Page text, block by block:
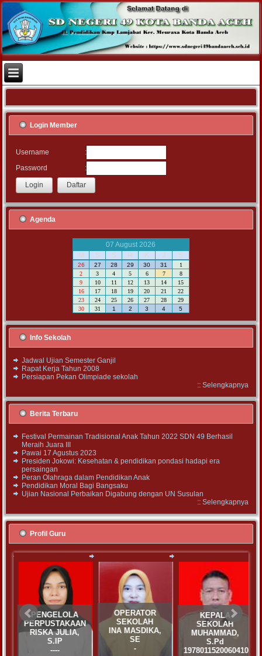
Login Member
Username
:
Password
:
Agenda
07 August 2026
M
S S R K J S
26 27 28 29 30 31
1
2
3 4 5 6 7
8
9
10 11 12 13 14
15
16
17 18 19 20 21
22
23
24 25 26 27 28
29
30
31 1 2 3 4 5
Info Sekolah
Jadwal Ujian Semester Ganjil
Rapat Kerja Tahun 2008
Persiapan Pekan Olimpiade sekolah
:: Selengkapnya
Berita Terbaru
Festival Permainan Tradisional Anak Tahun 2022 SDN 49 Berhasil
Meraih Juara III
Pawai 17 Agustus 2023
Presiden Jokowi: Kesehatan & pendidikan pondasi hadapi era
persaingan
Peran Olahraga dalam Pendidikan Anak
Pendidikan Moral Bagi Bangsaku
Ujian Nasional Perbaikan Digabung dengan UN Susulan
:: Selengkapnya
Profil Guru
PENGELOLA
PERPUSTAKAAN
RISKA JULIA,
S.IP
----
OPERATOR
SEKOLAH
INA MASDIKA,
SE
KEPALA
SEKOLAH
MUHAMMAD,
S.Pd
197801152006041006